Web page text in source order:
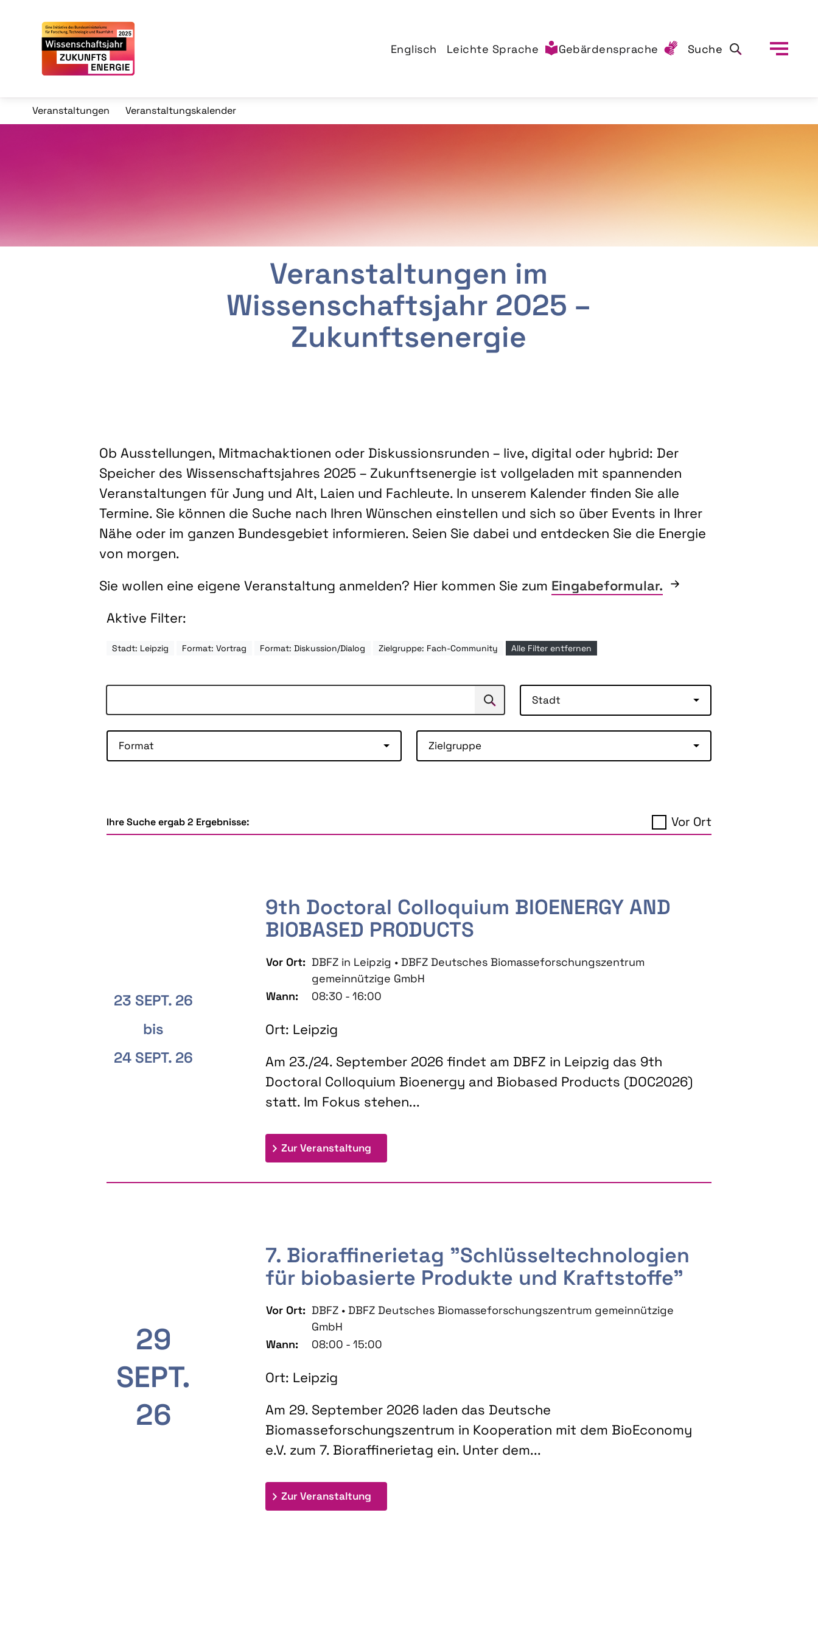
Englisch Leichte Sprache Gebärdensprache Suche
Veranstaltungen Veranstaltungskalender
Veranstaltungen im
Wissenschaftsjahr 2025 –
Zukunftsenergie
Ob Ausstellungen, Mitmachaktionen oder Diskussionsrunden – live, digital oder hybrid: Der
Speicher des Wissenschaftsjahres 2025 – Zukunftsenergie ist vollgeladen mit spannenden
Veranstaltungen für Jung und Alt, Laien und Fachleute. In unserem Kalender finden Sie alle
Termine. Sie können die Suche nach Ihren Wünschen einstellen und sich so über Events in Ihrer
Nähe oder im ganzen Bundesgebiet informieren. Seien Sie dabei und entdecken Sie die Energie
von morgen.
Sie wollen eine eigene Veranstaltung anmelden? Hier kommen Sie zum Eingabeformular.
Aktive Filter:
Stadt: Leipzig Format: Vortrag Format: Diskussion/Dialog Zielgruppe: Fach-Community Alle Filter entfernen
Suchen Stadt
Format Zielgruppe
Ihre Suche ergab 2 Ergebnisse: Vor Ort
23 SEPT. 26
bis
24 SEPT. 26
9th Doctoral Colloquium BIOENERGY AND
BIOBASED PRODUCTS
Vor Ort: DBFZ in Leipzig • DBFZ Deutsches Biomasseforschungszentrum
gemeinnützige GmbH
Wann:
08:30 - 16:00
Ort: Leipzig
Am 23./24. September 2026 findet am DBFZ in Leipzig das 9th
Doctoral Colloquium Bioenergy and Biobased Products (DOC2026)
statt. Im Fokus stehen...
Zur Veranstaltung: 9th Doctoral Colloquium BIOENERGY AND BIOBASED PRODUCTS
29
SEPT.
26
7. Bioraffinerietag "Schlüsseltechnologien
für biobasierte Produkte und Kraftstoffe"
Vor Ort: DBFZ • DBFZ Deutsches Biomasseforschungszentrum gemeinnützige
GmbH
Wann:
08:00 - 15:00
Ort: Leipzig
Am 29. September 2026 laden das Deutsche
Biomasseforschungszentrum in Kooperation mit dem BioEconomy
e.V. zum 7. Bioraffinerietag ein. Unter dem...
Zur Veranstaltung: 7. Bioraffinerietag "Schlüsseltechnologien für biobasierte Produkte und Kraftstoffe"